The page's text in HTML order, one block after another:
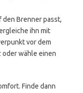
den Brenner passt,
ihn mit
vor dem
oder wähle einen
Finde dann